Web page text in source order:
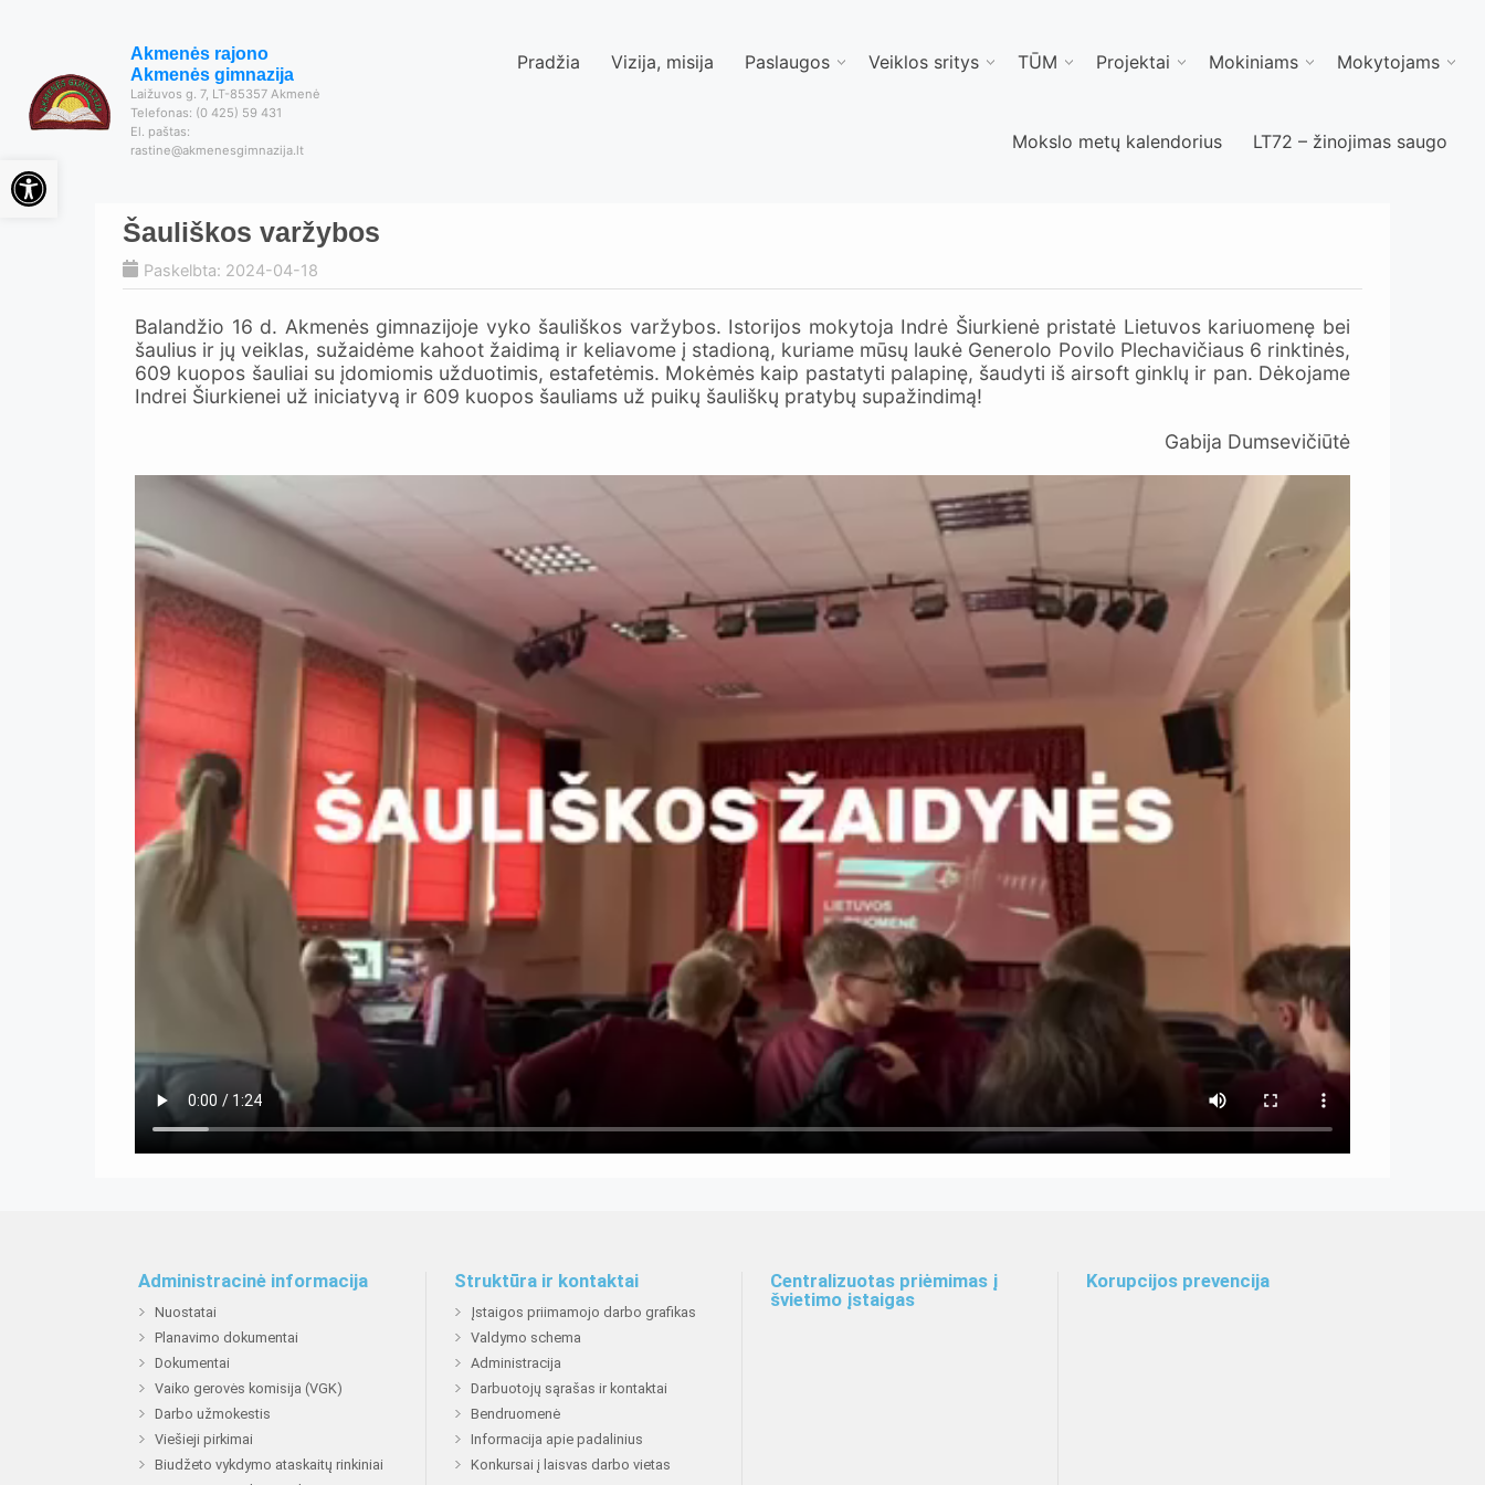
Akmenės rajono
Akmenės gimnazija
Laižuvos g. 7, LT-85357 Akmenė
Telefonas: (0 425) 59 431
El. paštas:
rastine@akmenesgimnazija.lt
Pradžia Vizija, misija Paslaugos Veiklos sritys TŪM Projektai Mokiniams Mokytojams
Mokslo metų kalendorius LT72 – žinojimas saugo
Šauliškos varžybos
Paskelbta: 2024-04-18
Balandžio 16 d. Akmenės gimnazijoje vyko šauliškos varžybos. Istorijos mokytoja Indrė Šiurkienė pristatė Lietuvos kariuomenę bei
šaulius ir jų veiklas, sužaidėme kahoot žaidimą ir keliavome į stadioną, kuriame mūsų laukė Generolo Povilo Plechavičiaus 6 rinktinės,
609 kuopos šauliai su įdomiomis užduotimis, estafetėmis. Mokėmės kaip pastatyti palapinę, šaudyti iš airsoft ginklų ir pan. Dėkojame
Indrei Šiurkienei už iniciatyvą ir 609 kuopos šauliams už puikų šauliškų pratybų supažindimą!
Gabija Dumsevičiūtė
Administracinė informacija
Nuostatai
Planavimo dokumentai
Dokumentai
Vaiko gerovės komisija (VGK)
Darbo užmokestis
Viešieji pirkimai
Biudžeto vykdymo ataskaitų rinkiniai
Struktūra ir kontaktai
Įstaigos priimamojo darbo grafikas
Valdymo schema
Administracija
Darbuotojų sąrašas ir kontaktai
Bendruomenė
Informacija apie padalinius
Konkursai į laisvas darbo vietas
Centralizuotas priėmimas į
švietimo įstaigas
Korupcijos prevencija
Open toolbar